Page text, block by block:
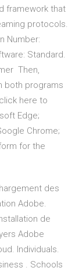
framework that
protocols.
Number:
Standard.
Then,
both programs
here to
Edge;
Chrome;
for the
des
Adobe.
de
Adobe
Individuals.
. Schools